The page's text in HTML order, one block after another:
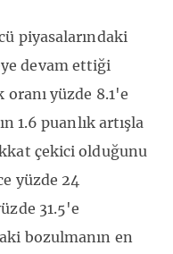
piyasalarındaki
devam ettiği
oranı yüzde 8.1'e
1.6 puanlık artışla
çekici olduğunu
yüzde 24
31.5'e
bozulmanın en